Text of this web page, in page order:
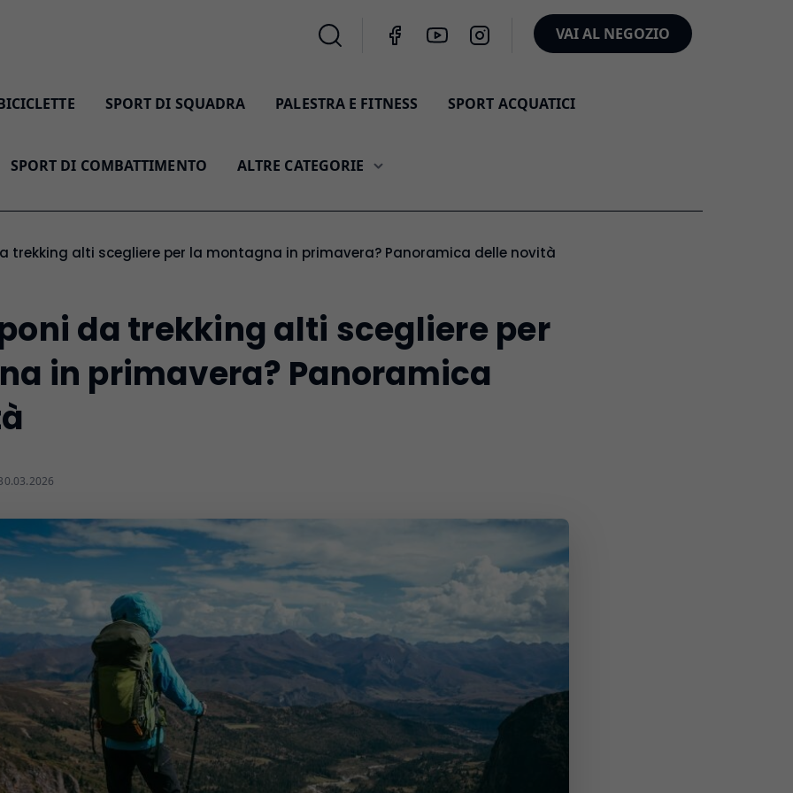
VAI AL NEGOZIO
SPORT DI SQUADRA PALESTRA E FITNESS SPORT ACQUATICI
SPORT DI COMBATTIMENTO ALTRE CATEGORIE
trekking alti scegliere per la montagna in primavera? Panoramica delle novità
da trekking alti scegliere per
in primavera? Panoramica